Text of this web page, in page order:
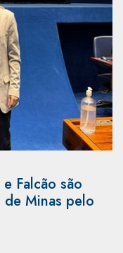
Falcão são
Minas pelo